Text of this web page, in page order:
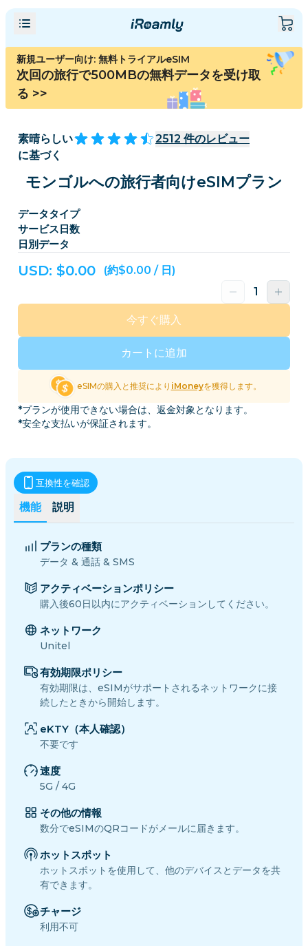
新規ユーザー向け: 無料トライアルeSIM
次回の旅行で500MBの無料データを受け取
る >>
素晴らしい 2512 件のレビュー
に基づく
モンゴルへの旅行者向けeSIMプラン
データタイプ
サービス日数
日別データ
USD: $0.00 (約$0.00 / 日)
カートに追加
今すぐ購入
eSIMの購入と推奨により iMoneyを獲得します。
*プランが使用できない場合は、返金対象となります。
*安全な支払いが保証されます。
機能 説明
互換性を確認
プランの種類
データ & 通話 & SMS
アクティベーションポリシー
購入後60日以内にアクティベーションしてください。
ネットワーク
Unitel
有効期限ポリシー
有効期限は、eSIMがサポートされるネットワークに接
続したときから開始します。
eKTY（本人確認）
不要です
速度
5G / 4G
その他の情報
数分でeSIMのQRコードがメールに届きます。
ホットスポット
ホットスポットを使用して、他のデバイスとデータを共
有できます。
チャージ
利用不可